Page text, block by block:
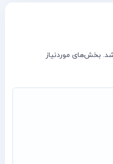
بخش‌های موردنیاز